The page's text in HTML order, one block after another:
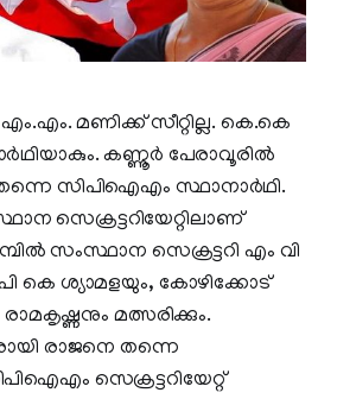
മണിക്ക് സീറ്റില്ല. കെ.കെ
കണ്ണൂർ പേരാവൂരിൽ
സിപിഐഎം സ്ഥാനാർഥി.
സെക്രട്ടറിയേറ്റിലാണ്
സംസ്ഥാന സെക്രട്ടറി എം വി
പി കെ ശ്യാമളയും, കോഴിക്കോട്
രാമകൃഷ്ണനും മത്സരിക്കും.
രാജനെ തന്നെ
സെക്രട്ടറിയേറ്റ്